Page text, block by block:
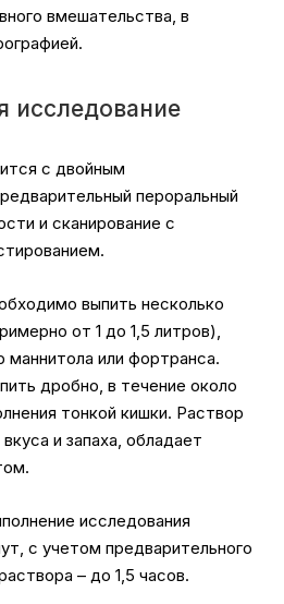
вмешательства, в
исследование
с двойным
пероральный
и сканирование с
выпить несколько
от 1 до 1,5 литров),
или фортранса.
дробно, в течение около
тонкой кишки. Раствор
и запаха, обладает
исследования
с учетом предварительного
– до 1,5 часов.